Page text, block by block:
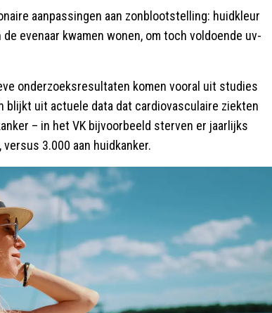
aanpassingen aan zonblootstelling: huidkleur
evenaar kwamen wonen, om toch voldoende uv-
onderzoeksresultaten komen vooral uit studies
blijkt uit actuele data dat cardiovasculaire ziekten
– in het VK bijvoorbeeld sterven er jaarlijks
3.000 aan huidkanker.